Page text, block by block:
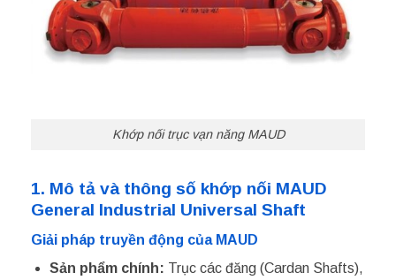
Khớp nối trục vạn năng MAUD
1. Mô tả và thông số khớp nối MAUD
General Industrial Universal Shaft
Giải pháp truyền động của MAUD
Sản phẩm chính: Trục các đăng (Cardan Shafts),